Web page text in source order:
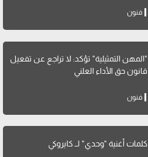
فنون
"المهن التمثيلية" تؤكد: لا تراجع عن تفعيل
قانون حق الأداء العلني
فنون
كلمات أغنية "وحدي" لــ كايروكي